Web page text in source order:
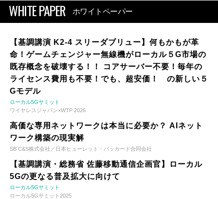
WHITE PAPER ホワイトペーパー
【基調講演 K2-4 スリーダブリュー】何もかもが革
命！ゲームチェンジャー無線機がローカル５G市場の
既存概念を破壊する！！ コアサーバー不要！毎年の
ライセンス費用も不要！でも、超安価！ の新しい５
Gモデル
ローカル5Gサミット
ワイヤレスジャパン×WTP 2026
高価な専用ネットワークは本当に必要か？ AIネット
ワーク構築の現実解
SB C&S株式会社／日本ヒューレット・パッカード合同会社
【基調講演・総務省 佐藤移動通信企画官】ローカル
5Gの更なる普及拡大に向けて
ローカル5Gサミット
ローカル5Gサミット2025